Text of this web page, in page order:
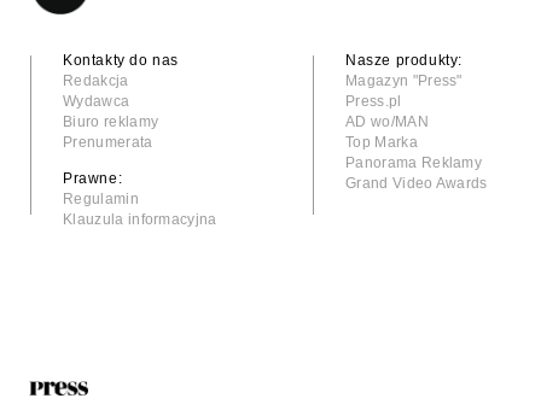
Kontakty do nas
Redakcja
Wydawca
Biuro reklamy
Prenumerata
Prawne:
Regulamin
Klauzula informacyjna
Nasze produkty:
Magazyn "Press"
Press.pl
AD wo/MAN
Top Marka
Panorama Reklamy
Grand Video Awards